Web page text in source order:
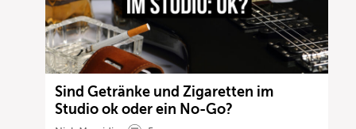
Sind Getränke und Zigaretten im
Studio ok oder ein No-Go?